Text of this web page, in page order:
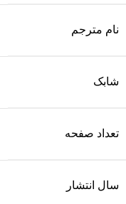
نام مترجم
شابک
تعداد صفحه
سال انتشار